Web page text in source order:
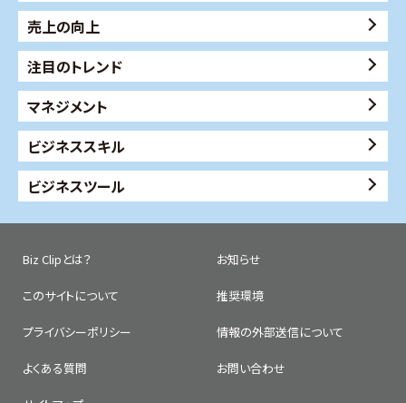
売上の向上
注目のトレンド
マネジメント
ビジネススキル
ビジネスツール
Biz Clipとは？ お知らせ
このサイトについて 推奨環境
プライバシーポリシー 情報の外部送信について
よくある質問 お問い合わせ